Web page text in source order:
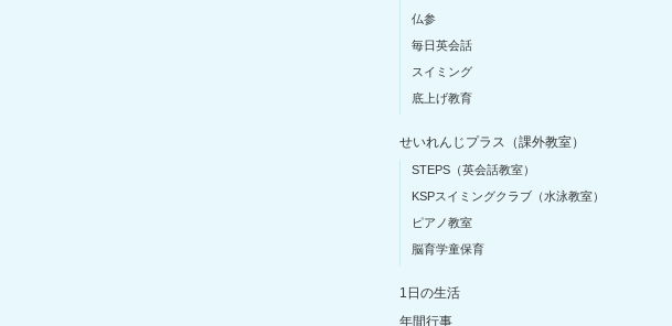
仏参
毎日英会話
スイミング
底上げ教育
せいれんじプラス（課外教室）
STEPS（英会話教室）
KSPスイミングクラブ（水泳教室）
ピアノ教室
脳育学童保育
1日の生活
年間行事